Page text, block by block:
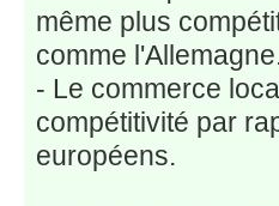
même plus
comme
- Le commerce
compétitivité par
européens.